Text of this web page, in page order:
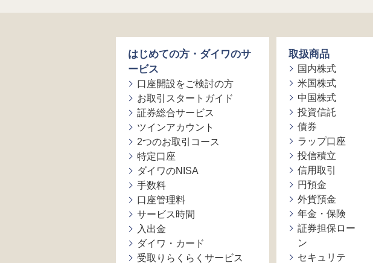
はじめての方・ダイワのサ
ービス
口座開設をご検討の方
お取引スタートガイド
証券総合サービス
ツインアカウント
2つのお取引コース
特定口座
ダイワのNISA
手数料
口座管理料
サービス時間
入出金
ダイワ・カード
受取りらくらくサービス
取扱商品
国内株式
米国株式
中国株式
投資信託
債券
ラップ口座
投信積立
信用取引
円預金
外貨預金
年金・保険
証券担保ロー
ン
セキュリテ